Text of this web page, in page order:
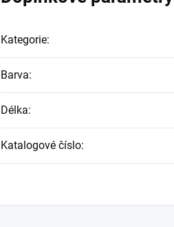
Kategorie:
Barva:
Délka:
Katalogové číslo: